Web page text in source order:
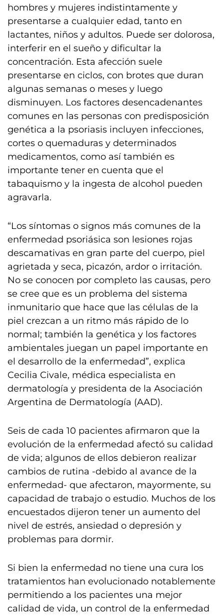
hombres y mujeres indistintamente y
presentarse a cualquier edad, tanto en
lactantes, niños y adultos. Puede ser dolorosa,
interferir en el sueño y dificultar la
concentración. Esta afección suele
presentarse en ciclos, con brotes que duran
algunas semanas o meses y luego
disminuyen. Los factores desencadenantes
comunes en las personas con predisposición
genética a la psoriasis incluyen infecciones,
cortes o quemaduras y determinados
medicamentos, como así también es
importante tener en cuenta que el
tabaquismo y la ingesta de alcohol pueden
agravarla.
“Los síntomas o signos más comunes de la
enfermedad psoriásica son lesiones rojas
descamativas en gran parte del cuerpo, piel
agrietada y seca, picazón, ardor o irritación.
No se conocen por completo las causas, pero
se cree que es un problema del sistema
inmunitario que hace que las células de la
piel crezcan a un ritmo más rápido de lo
normal; también la genética y los factores
ambientales juegan un papel importante en
el desarrollo de la enfermedad”, explica
Cecilia Civale, médica especialista en
dermatología y presidenta de la Asociación
Argentina de Dermatología (AAD).
Seis de cada 10 pacientes afirmaron que la
evolución de la enfermedad afectó su calidad
de vida; algunos de ellos debieron realizar
cambios de rutina -debido al avance de la
enfermedad- que afectaron, mayormente, su
capacidad de trabajo o estudio. Muchos de los
encuestados dijeron tener un aumento del
nivel de estrés, ansiedad o depresión y
problemas para dormir.
Si bien la enfermedad no tiene una cura los
tratamientos han evolucionado notablemente
permitiendo a los pacientes una mejor
calidad de vida, un control de la enfermedad